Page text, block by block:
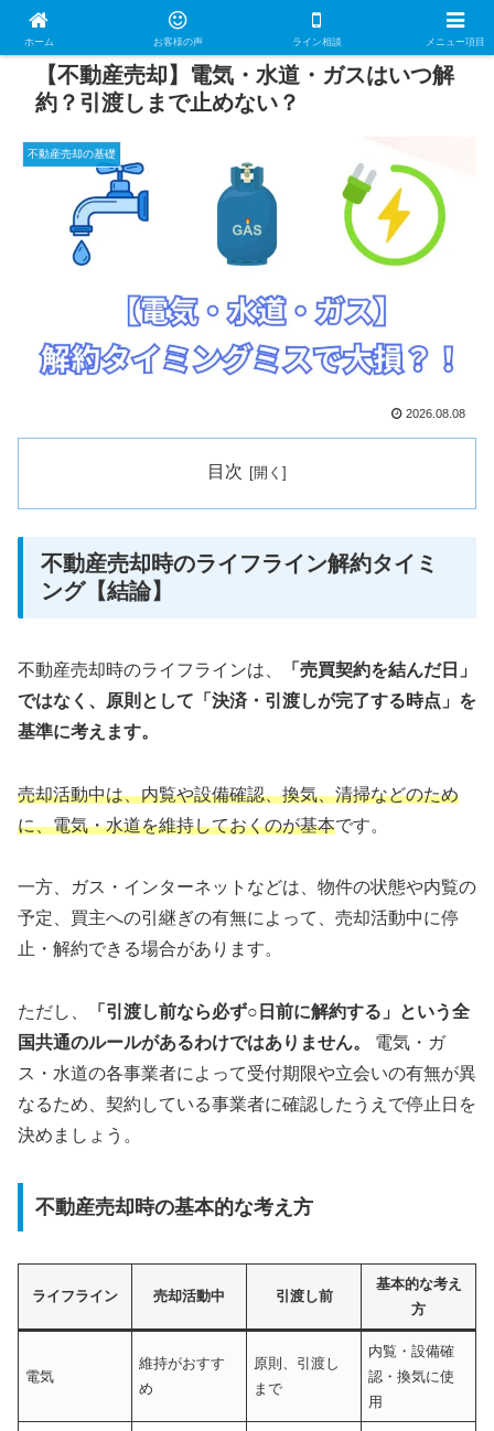
【不動産売却】電気・水道・ガスはいつ解
約？引渡しまで止めない？
不動産売却の基礎
2026.08.08
目次
不動産売却時のライフライン解約タイミ
ング【結論】
不動産売却時のライフラインは、
「売買契約を結んだ日」
ではなく、原則として「決済・引渡しが完了する時点」を
基準に考えます。
売却活動中は、内覧や設備確認、換気、清掃などのため
に、電気・水道を維持しておくのが基本です。
一方、ガス・インターネットなどは、物件の状態や内覧の
予定、買主への引継ぎの有無によって、売却活動中に停
止・解約できる場合があります。
ただし、
「引渡し前なら必ず○日前に解約する」という全
国共通のルールがあるわけではありません。
電気・ガ
ス・水道の各事業者によって受付期限や立会いの有無が異
なるため、契約している事業者に確認したうえで停止日を
決めましょう。
不動産売却時の基本的な考え方
ライフライン 売却活動中 引渡し前
基本的な考え
方
電気
維持がおすす
め
原則、引渡し
まで
内覧・設備確
認・換気に使
用
ホーム お客様の声 ライン相談 メニュー項目